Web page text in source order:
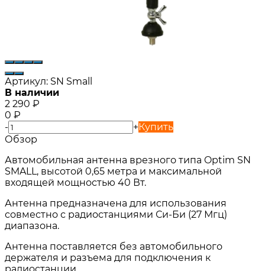
Артикул: SN Small
В наличии
2 290 ₽
0 ₽
-
+Купить
Обзор
Автомобильная антенна врезного типа Optim SN
SMALL, высотой 0,65 метра и максимальной
входящей мощностью 40 Вт.
Антенна предназначена для использования
совместно с радиостанциями Си-Би (27 Мгц)
диапазона.
Антенна поставляется без автомобильного
держателя и разъема для подключения к